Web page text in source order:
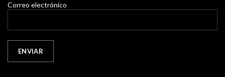
Correo electrónico